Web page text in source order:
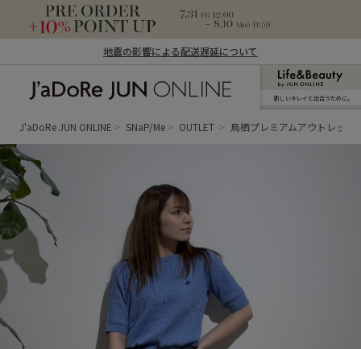
地震の影響による配送遅延について
ン オンライン）
新しいキレイと出合うために。
J'aDoRe JUN ONLINE SNaP/Me OUTLET 鳥栖プレミアムアウトレット